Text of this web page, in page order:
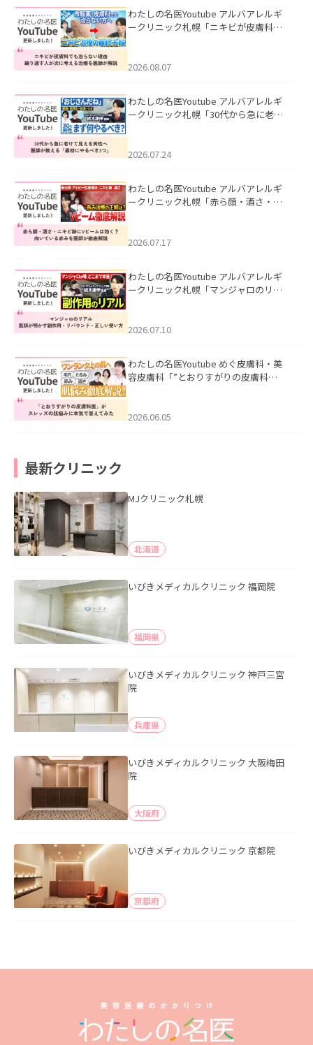
わたしの名医Youtube アルバアレルギ
ークリニック札幌「ニキビが皮膚科で
ました。
2026.08.07
わたしの名医Youtube アルバアレルギ
ークリニック札幌「30代から急に老け
た。
2026.07.24
わたしの名医Youtube アルバアレルギ
ークリニック札幌「赤ら顔・酒さ・ニ
した。
2026.07.17
わたしの名医Youtube アルバアレルギ
ークリニック札幌「マンジャロのリア
た。
2026.07.10
わたしの名医Youtube めぐ皮膚科・美
容皮膚科「”とおりすがりの皮膚科
2026.06.05
最新クリニック
MJクリニック札幌
北海道
いびきメディカルクリニック 福岡院
福岡県
いびきメディカルクリニック 神戸三宮
院
兵庫県
いびきメディカルクリニック 大阪梅田
院
大阪府
いびきメディカルクリニック 京都院
京都府